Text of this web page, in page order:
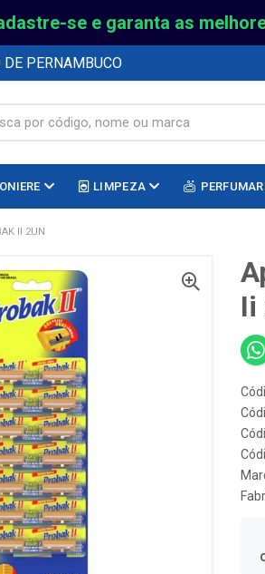
se e garanta as
PERNAMBUCO
LIMPEZA
II 2UN
Ii